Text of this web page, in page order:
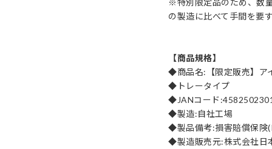
の製造に比べて手間を要
【商品規格】
◆商品名:【限定販売】ア
◆トレータイプ
◆JANコード
◆製造:自社工場
◆製品備考:損害賠償保険
◆製造販売元:株式会社日